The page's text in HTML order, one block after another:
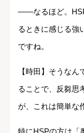
――なるほど。
るときに感じる強
ですね。
【時田】そうな
ることで、反芻思
が、これは簡単な
特にHSPの方は「